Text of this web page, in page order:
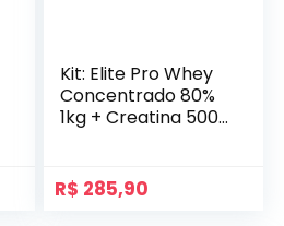
Kit: Elite Pro Whey
Concentrado 80%
1kg + Creatina 500g
R$ 285,90